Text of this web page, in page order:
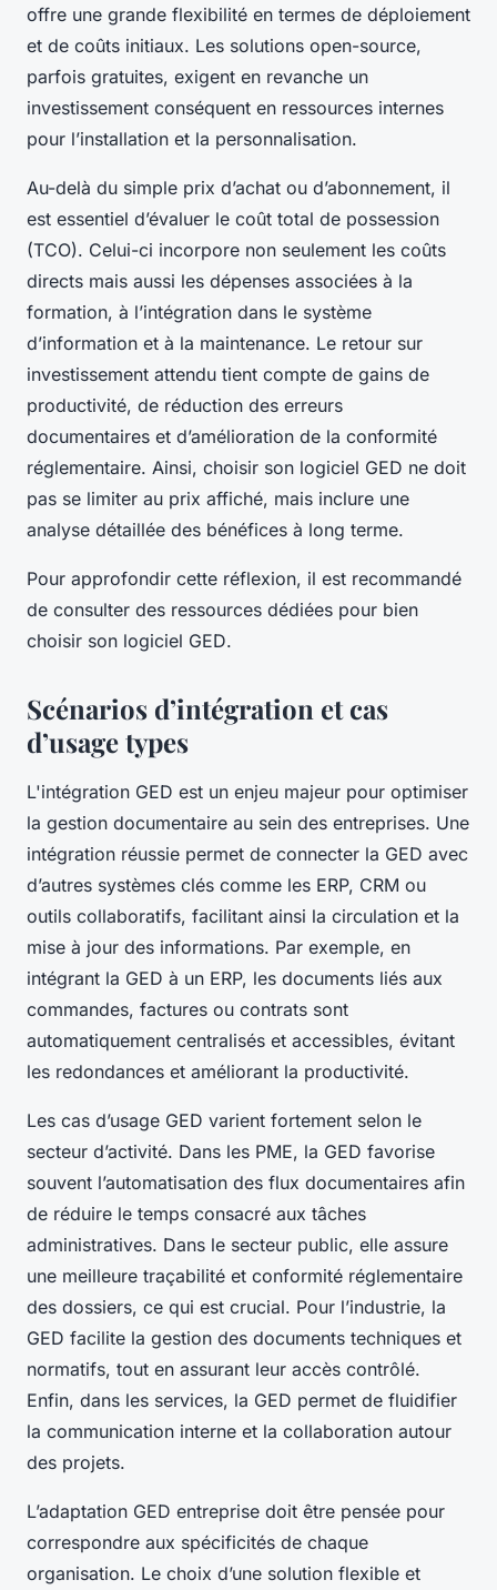
offre une grande flexibilité en termes de déploiement
et de coûts initiaux. Les solutions open-source,
parfois gratuites, exigent en revanche un
investissement conséquent en ressources internes
pour l’installation et la personnalisation.
Au-delà du simple prix d’achat ou d’abonnement, il
est essentiel d’évaluer le coût total de possession
(TCO). Celui-ci incorpore non seulement les coûts
directs mais aussi les dépenses associées à la
formation, à l’intégration dans le système
d’information et à la maintenance. Le retour sur
investissement attendu tient compte de gains de
productivité, de réduction des erreurs
documentaires et d’amélioration de la conformité
réglementaire. Ainsi, choisir son logiciel GED ne doit
pas se limiter au prix affiché, mais inclure une
analyse détaillée des bénéfices à long terme.
Pour approfondir cette réflexion, il est recommandé
de consulter des ressources dédiées pour bien
choisir son logiciel GED.
Scénarios d’intégration et cas
d’usage types
L'intégration GED est un enjeu majeur pour optimiser
la gestion documentaire au sein des entreprises. Une
intégration réussie permet de connecter la GED avec
d’autres systèmes clés comme les ERP, CRM ou
outils collaboratifs, facilitant ainsi la circulation et la
mise à jour des informations. Par exemple, en
intégrant la GED à un ERP, les documents liés aux
commandes, factures ou contrats sont
automatiquement centralisés et accessibles, évitant
les redondances et améliorant la productivité.
Les cas d’usage GED varient fortement selon le
secteur d’activité. Dans les PME, la GED favorise
souvent l’automatisation des flux documentaires afin
de réduire le temps consacré aux tâches
administratives. Dans le secteur public, elle assure
une meilleure traçabilité et conformité réglementaire
des dossiers, ce qui est crucial. Pour l’industrie, la
GED facilite la gestion des documents techniques et
normatifs, tout en assurant leur accès contrôlé.
Enfin, dans les services, la GED permet de fluidifier
la communication interne et la collaboration autour
des projets.
L’adaptation GED entreprise doit être pensée pour
correspondre aux spécificités de chaque
organisation. Le choix d’une solution flexible et